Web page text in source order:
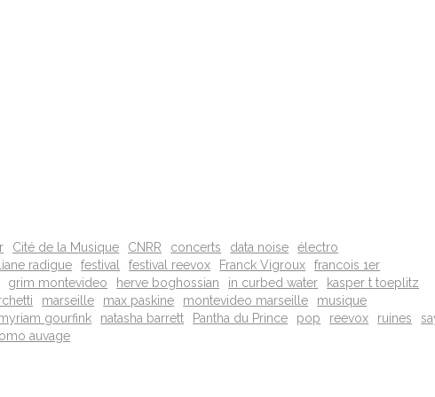
Cité de la Musique CNRR concerts data noise
électro
radigue festival festival reevox Franck Vigroux
francois 1er
grim montevideo herve boghossian in curbed water
kasper t toeplitz
marseille max paskine montevideo marseille
musique
gourfink natasha barrett Pantha du Prince pop reevox ruines
auvage